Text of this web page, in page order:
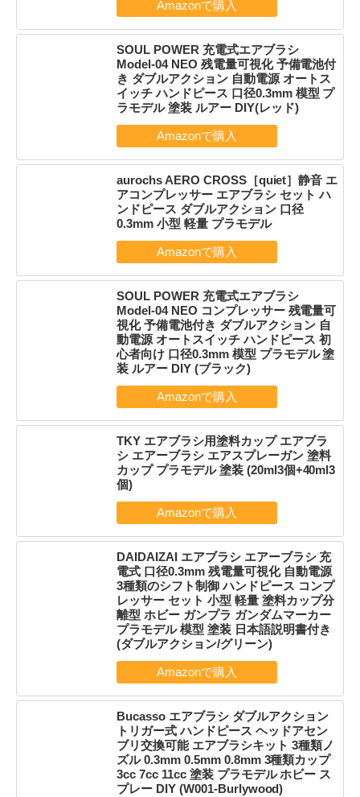
SOUL POWER 充電式エアブラシ
Model-04 NEO 残電量可視化 予備電池付
き ダブルアクション 自動電源 オートス
イッチ ハンドピース 口径0.3mm 模型 プ
ラモデル 塗装 ルアー DIY(レッド)
aurochs AERO CROSS［quiet］静音 エ
アコンプレッサー エアブラシ セット ハ
ンドピース ダブルアクション 口径
0.3mm 小型 軽量 プラモデル
SOUL POWER 充電式エアブラシ
Model-04 NEO コンプレッサー 残電量可
視化 予備電池付き ダブルアクション 自
動電源 オートスイッチ ハンドピース 初
心者向け 口径0.3mm 模型 プラモデル 塗
装 ルアー DIY (ブラック)
TKY エアブラシ用塗料カップ エアブラ
シ エアーブラシ エアスプレーガン 塗料
カップ プラモデル 塗装 (20ml3個+40ml3
個)
DAIDAIZAI エアブラシ エアーブラシ 充
電式 口径0.3mm 残電量可視化 自動電源
3種類のシフト制御 ハンドピース コンプ
レッサー セット 小型 軽量 塗料カップ分
離型 ホビー ガンプラ ガンダムマーカー
プラモデル 模型 塗装 日本語説明書付き
(ダブルアクション/グリーン)
Bucasso エアブラシ ダブルアクション
トリガー式 ハンドピース ヘッドアセン
ブリ交換可能 エアブラシキット 3種類ノ
ズル 0.3mm 0.5mm 0.8mm 3種類カップ
3cc 7cc 11cc 塗装 プラモデル ホビー ス
プレー DIY (W001-Burlywood)